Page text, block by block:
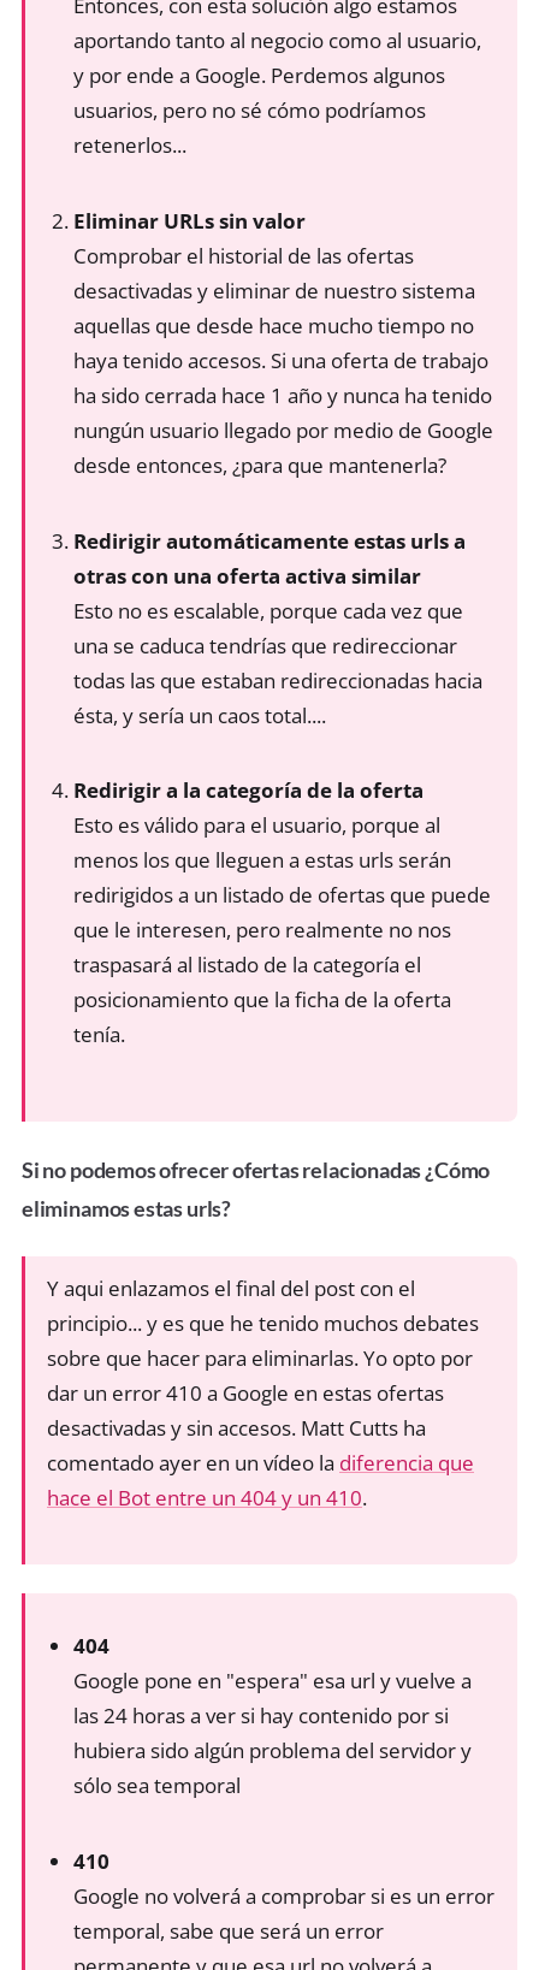
aportando tanto al negocio como al usuario,
y por ende a Google. Perdemos algunos
usuarios, pero no sé cómo podríamos
retenerlos...
Eliminar URLs sin valor
Comprobar el historial de las ofertas
desactivadas y eliminar de nuestro sistema
aquellas que desde hace mucho tiempo no
haya tenido accesos. Si una oferta de trabajo
ha sido cerrada hace 1 año y nunca ha tenido
nungún usuario llegado por medio de Google
desde entonces, ¿para que mantenerla?
Redirigir automáticamente estas urls a
otras con una oferta activa similar
Esto no es escalable, porque cada vez que
una se caduca tendrías que redireccionar
todas las que estaban redireccionadas hacia
ésta, y sería un caos total....
Redirigir a la categoría de la oferta
Esto es válido para el usuario, porque al
menos los que lleguen a estas urls serán
redirigidos a un listado de ofertas que puede
que le interesen, pero realmente no nos
traspasará al listado de la categoría el
posicionamiento que la ficha de la oferta
tenía.
Si no podemos ofrecer ofertas relacionadas ¿Cómo
eliminamos estas urls?
Y aqui enlazamos el final del post con el
principio... y es que he tenido muchos debates
sobre que hacer para eliminarlas. Yo opto por
dar un error 410 a Google en estas ofertas
desactivadas y sin accesos. Matt Cutts ha
comentado ayer en un vídeo la diferencia que
hace el Bot entre un 404 y un 410.
404
Google pone en "espera" esa url y vuelve a
las 24 horas a ver si hay contenido por si
hubiera sido algún problema del servidor y
sólo sea temporal
410
Google no volverá a comprobar si es un error
temporal, sabe que será un error